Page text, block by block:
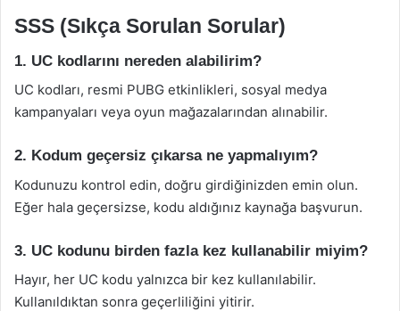
SSS (Sıkça Sorulan Sorular)
1. UC kodlarını nereden alabilirim?
UC kodları, resmi PUBG etkinlikleri, sosyal medya
kampanyaları veya oyun mağazalarından alınabilir.
2. Kodum geçersiz çıkarsa ne yapmalıyım?
Kodunuzu kontrol edin, doğru girdiğinizden emin olun.
Eğer hala geçersizse, kodu aldığınız kaynağa başvurun.
3. UC kodunu birden fazla kez kullanabilir miyim?
Hayır, her UC kodu yalnızca bir kez kullanılabilir.
Kullanıldıktan sonra geçerliliğini yitirir.